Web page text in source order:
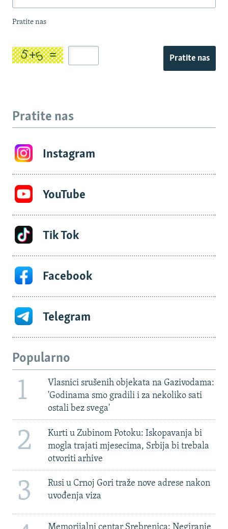
Pratite nas
Pratite nas
Pratite nas
Instagram
YouTube
Tik Tok
Facebook
Telegram
Popularno
1
Vlasnici srušenih objekata na Gazivodama:
'Godinama smo gradili i za nekoliko sati
ostali bez svega'
2
Kurti u Zubinom Potoku: Iskopavanja bi
mogla trajati mjesecima, Srbija bi trebala
otvoriti arhive
3
Rusi u Crnoj Gori traže nove adrese nakon
uvođenja viza